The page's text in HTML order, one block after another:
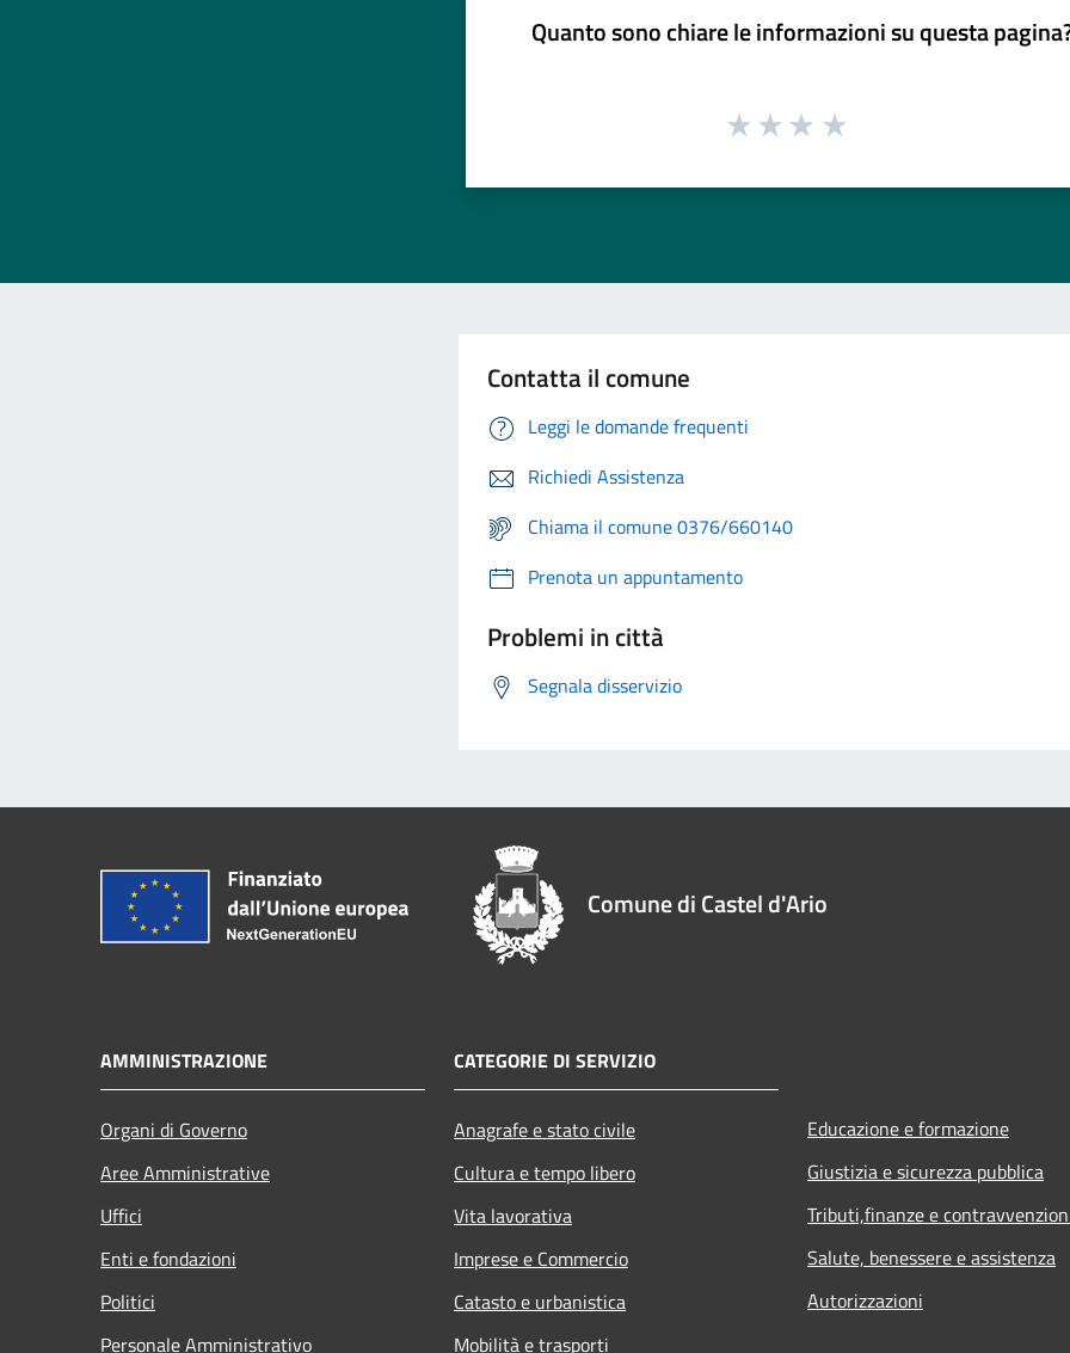
Quanto sono chiare le informazioni su questa
Contatta il comune
Leggi le domande frequenti
Richiedi Assistenza
Chiama il comune 0376/660140
Prenota un appuntamento
Problemi in città
Segnala disservizio
Comune di Castel d'Ario
AMMINISTRAZIONE
Organi di Governo
Aree Amministrative
Uffici
Enti e fondazioni
Politici
Personale Amministrativo
CATEGORIE DI SERVIZIO
Anagrafe e stato civile
Cultura e tempo libero
Vita lavorativa
Imprese e Commercio
Catasto e urbanistica
Mobilità e trasporti
Educazione e formazione
Giustizia e sicurezza pubblica
Tributi,finanze e
Salute, benessere e assistenza
Autorizzazioni